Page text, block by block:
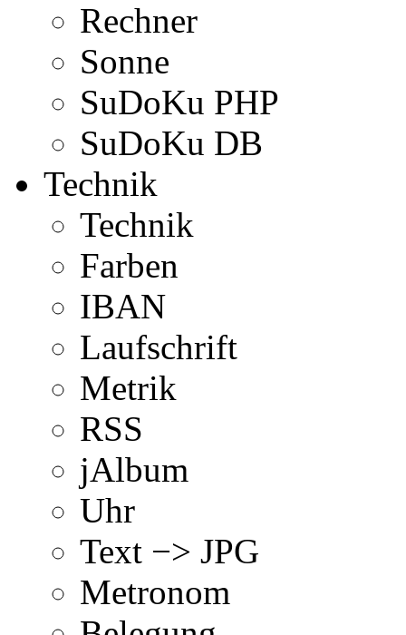
Rechner
Sonne
SuDoKu PHP
SuDoKu DB
Technik
Technik
Farben
IBAN
Laufschrift
Metrik
RSS
jAlbum
Uhr
Text −> JPG
Metronom